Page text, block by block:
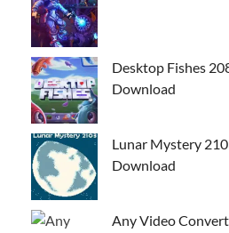
Desktop Fishes
Download
Lunar Mystery
Download
Any Video